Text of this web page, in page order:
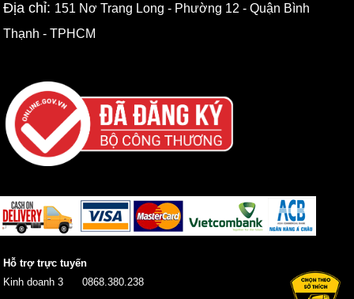
Địa chỉ: 151 Nơ Trang Long - Phường 12 - Quận Bình
Thạnh - TPHCM
Hỗ trợ trực tuyến
Kinh doanh 3
0868.380.238